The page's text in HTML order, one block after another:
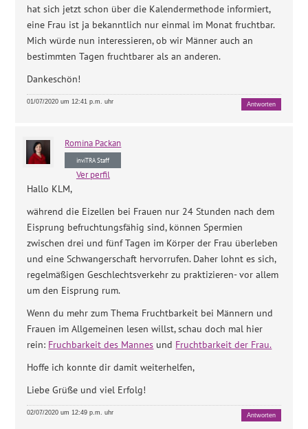
hat sich jetzt schon über die Kalendermethode informiert,
eine Frau ist ja bekanntlich nur einmal im Monat fruchtbar.
Mich würde nun interessieren, ob wir Männer auch an
bestimmten Tagen fruchtbarer als an anderen.
Dankeschön!
01/07/2020 um 12:41 p.m. uhr Antworten
Romina Packan
inviTRA Staff
Ver perfil
Hallo KLM,
während die Eizellen bei Frauen nur 24 Stunden nach dem
Eisprung befruchtungsfähig sind, können Spermien
zwischen drei und fünf Tagen im Körper der Frau überleben
und eine Schwangerschaft hervorrufen. Daher lohnt es sich,
regelmäßigen Geschlechtsverkehr zu praktizieren- vor allem
um den Eisprung rum.
Wenn du mehr zum Thema Fruchtbarkeit bei Männern und
Frauen im Allgemeinen lesen willst, schau doch mal hier
rein: Fruchbarkeit des Mannes und Fruchtbarkeit der Frau.
Hoffe ich konnte dir damit weiterhelfen,
Liebe Grüße und viel Erfolg!
02/07/2020 um 12:49 p.m. uhr Antworten